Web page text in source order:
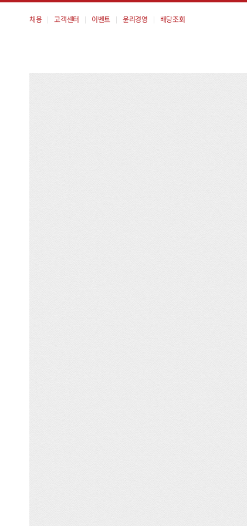
뉴
채용 고객센터 이벤트 윤리경영 배당조회